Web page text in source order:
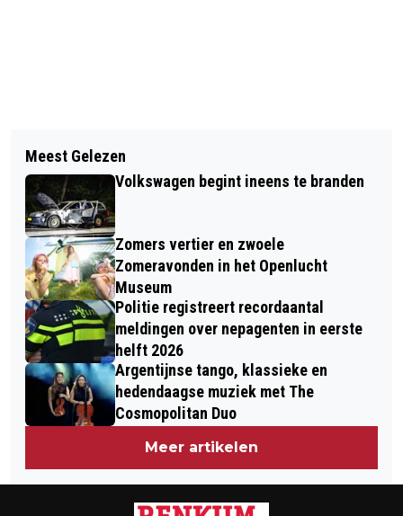
EVA FEENSTRA VOLGT SLEMAN
BARGO OP ALS
KINDERBURGEMEESTER
INTERACTIEVE WANDELING OVER
‘VRIJHEID DOOR DE LENS VAN GENDER
EN SEKSUALITEIT’
Meest Gelezen
Volkswagen begint ineens te branden
Zomers vertier en zwoele
Zomeravonden in het Openlucht
Museum
Politie registreert recordaantal
meldingen over nepagenten in eerste
helft 2026
Argentijnse tango, klassieke en
hedendaagse muziek met The
Cosmopolitan Duo
Meer artikelen